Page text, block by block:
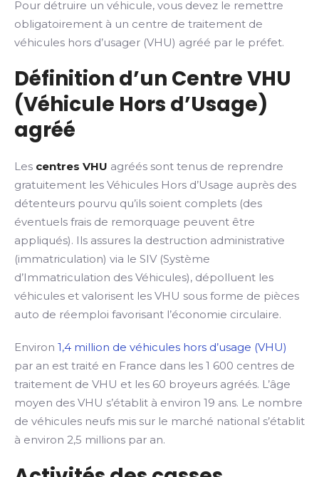
Pour détruire un véhicule, vous devez le remettre
obligatoirement à un centre de traitement de
véhicules hors d’usager (VHU) agréé par le préfet.
Définition d’un Centre VHU
(Véhicule Hors d’Usage)
agréé
Les centres VHU agréés sont tenus de reprendre
gratuitement les Véhicules Hors d’Usage auprès des
détenteurs pourvu qu’ils soient complets (des
éventuels frais de remorquage peuvent être
appliqués). Ils assures la destruction administrative
(immatriculation) via le SIV (Système
d’Immatriculation des Véhicules), dépolluent les
véhicules et valorisent les VHU sous forme de pièces
auto de réemploi favorisant l’économie circulaire.
Environ 1,4 million de véhicules hors d’usage (VHU)
par an est traité en France dans les 1 600 centres de
traitement de VHU et les 60 broyeurs agréés. L’âge
moyen des VHU s’établit à environ 19 ans. Le nombre
de véhicules neufs mis sur le marché national s’établit
à environ 2,5 millions par an.